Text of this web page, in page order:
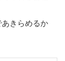
きらめるか